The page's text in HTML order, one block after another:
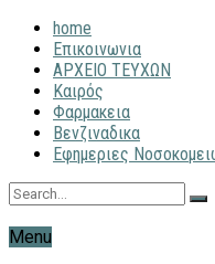
home
Επικοινωνια
ΑΡΧΕΙΟ ΤΕΥΧΩΝ
Καιρός
Φαρμακεια
Βενζιναδικα
Εφημεριες
Menu